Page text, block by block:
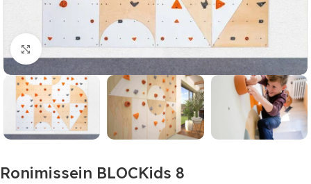
Suurendamiseks klõpsake
Ronimissein BLOCKids 8